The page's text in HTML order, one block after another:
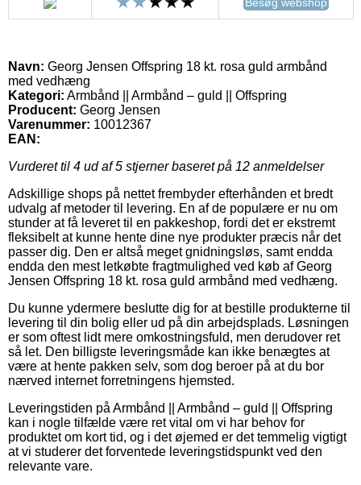
Navn: Georg Jensen Offspring 18 kt. rosa guld armbånd
med vedhæng
Kategori: Armbånd || Armbånd – guld || Offspring
Producent: Georg Jensen
Varenummer: 10012367
EAN:
Vurderet til 4 ud af 5 stjerner baseret på 12 anmeldelser
Adskillige shops på nettet frembyder efterhånden et bredt
udvalg af metoder til levering. En af de populære er nu om
stunder at få leveret til en pakkeshop, fordi det er ekstremt
fleksibelt at kunne hente dine nye produkter præcis når det
passer dig. Den er altså meget gnidningsløs, samt endda
endda den mest letkøbte fragtmulighed ved køb af Georg
Jensen Offspring 18 kt. rosa guld armbånd med vedhæng.
Du kunne ydermere beslutte dig for at bestille produkterne til
levering til din bolig eller ud på din arbejdsplads. Løsningen
er som oftest lidt mere omkostningsfuld, men derudover ret
så let. Den billigste leveringsmåde kan ikke benægtes at
være at hente pakken selv, som dog beroer på at du bor
nærved internet forretningens hjemsted.
Leveringstiden på Armbånd || Armbånd – guld || Offspring
kan i nogle tilfælde være ret vital om vi har behov for
produktet om kort tid, og i det øjemed er det temmelig vigtigt
at vi studerer det forventede leveringstidspunkt ved den
relevante vare.